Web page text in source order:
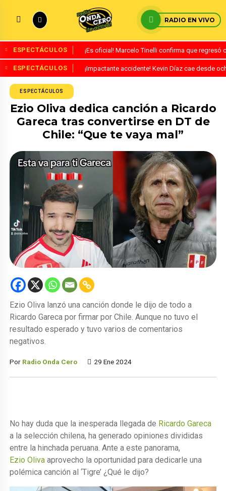
RADIO EN VIVO
ESPECTÁCULOS ¡Es oficial! Marcelo Tinelli confirma que regresó
ESPECTÁCULOS ¡Impactante accidente! Kevin Díaz cae desde
ESPECTÁCULOS
Ezio Oliva dedica canción a Ricardo
Gareca tras convertirse en DT de
Chile: “Que te vaya mal”
Ezio Oliva lanzó una canción donde le dijo de todo a
Ricardo Gareca por firmar por Chile. Aunque no tuvo el
resultado esperado y tuvo varios de comentarios
negativos.
Por Radio Onda Cero 29 Ene 2024
No hay duda que la inesperada llegada de Ricardo Gareca
a la selección chilena, ha generado opiniones divididas
entre la hinchada peruana. Ante a este panorama,
Ezio Oliva aprovecho la oportunidad para dedicarle una
polémica canción al ‘Tigre’ ¿Qué le dijo?